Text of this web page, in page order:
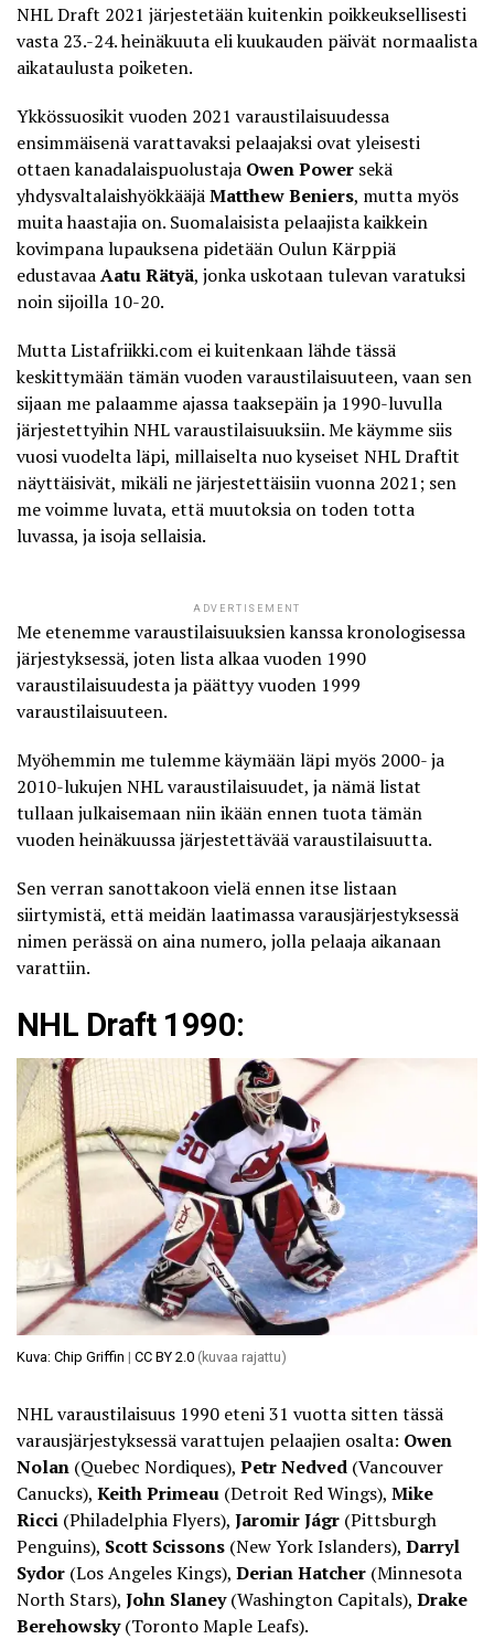
NHL Draft 2021 järjestetään kuitenkin poikkeuksellisesti
vasta 23.-24. heinäkuuta eli kuukauden päivät normaalista
aikataulusta poiketen.
Ykkössuosikit vuoden 2021 varaustilaisuudessa
ensimmäisenä varattavaksi pelaajaksi ovat yleisesti
ottaen kanadalaispuolustaja Owen Power sekä
yhdysvaltalaishyökkääjäMatthew Beniers, mutta myös
muita haastajia on. Suomalaisista pelaajista kaikkein
kovimpana lupauksena pidetään Oulun Kärppiä
edustavaaAatu Rätyä, jonka uskotaan tulevan varatuksi
noin sijoilla 10-20.
MuttaListafriikki.com ei kuitenkaan lähde tässä
keskittymään tämän vuoden varaustilaisuuteen, vaan sen
sijaan me palaamme ajassa taaksepäin ja 1990-luvulla
järjestettyihin NHL varaustilaisuuksiin. Me käymme siis
vuosi vuodelta läpi, millaiselta nuo kyseiset NHL Draftit
näyttäisivät, mikäli ne järjestettäisiin vuonna 2021; sen
me voimme luvata, että muutoksia on toden totta
luvassa, ja isoja sellaisia.
ADVERTISEMENT
Me etenemme varaustilaisuuksien kanssa kronologisessa
järjestyksessä, joten lista alkaa vuoden 1990
varaustilaisuudesta ja päättyy vuoden 1999
varaustilaisuuteen.
Myöhemmin me tulemme käymään läpi myös 2000- ja
2010-lukujen NHL varaustilaisuudet, ja nämä listat
tullaan julkaisemaan niin ikään ennen tuota tämän
vuoden heinäkuussa järjestettävää varaustilaisuutta.
Sen verran sanottakoon vielä ennen itse listaan
siirtymistä, että meidän laatimassa varausjärjestyksessä
nimen perässä on aina numero, jolla pelaaja aikanaan
varattiin.
NHL Draft 1990:
Kuva: Chip Griffin | CC BY 2.0 (kuvaa rajattu)
NHL varaustilaisuus 1990 eteni 31 vuotta sitten tässä
varausjärjestyksessä varattujen pelaajien osalta: Owen
Nolan (Quebec Nordiques), Petr Nedved (Vancouver
Canucks), Keith Primeau (Detroit Red Wings), Mike
Ricci (Philadelphia Flyers), Jaromir Jágr (Pittsburgh
Penguins), Scott Scissons (New York Islanders), Darryl
Sydor (Los Angeles Kings), Derian Hatcher (Minnesota
North Stars), John Slaney(Washington Capitals), Drake
Berehowsky(Toronto Maple Leafs).